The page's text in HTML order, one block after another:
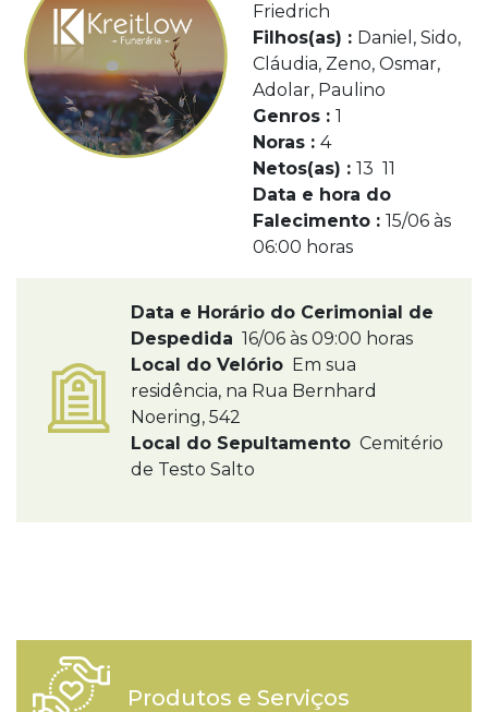
Friedrich
Filhos(as) : Daniel, Sido,
Cláudia, Zeno, Osmar,
Adolar, Paulino
Genros : 1
Noras : 4
Netos(as) : 13 11
Data e hora do
Falecimento : 15/06 às
06:00 horas
Data e Horário do Cerimonial de
Despedida 16/06 às 09:00 horas
Local do Velório Em sua
residência, na Rua Bernhard
Noering, 542
Local do Sepultamento Cemitério
de Testo Salto
Produtos e Serviços